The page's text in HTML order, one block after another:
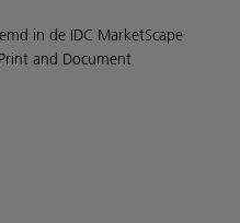
in de IDC MarketScape
and Document